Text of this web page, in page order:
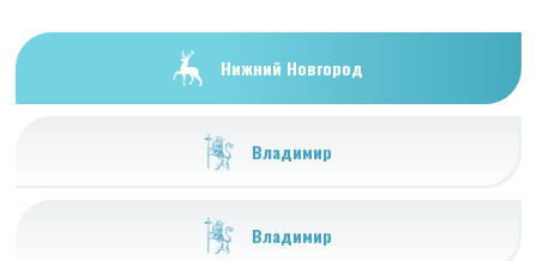
Нижний Новгород
Владимир
Владимир